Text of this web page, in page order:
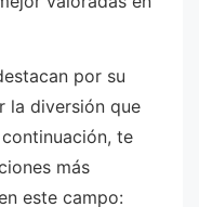
por su
la diversión que
te
más
este campo: